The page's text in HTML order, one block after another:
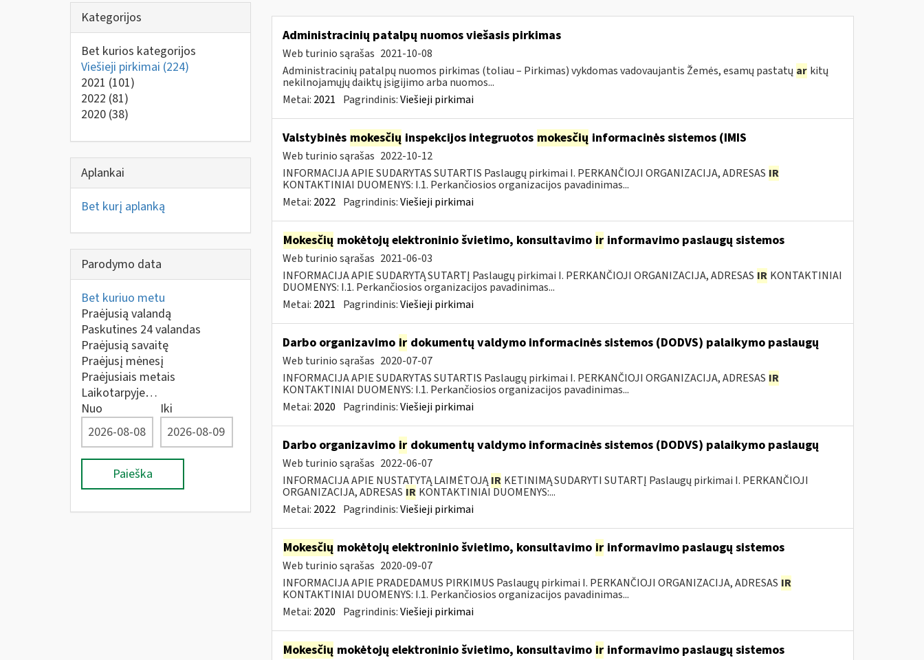
Kategorijos
Bet kurios kategorijos
Viešieji pirkimai (224)
2021 (101)
2022 (81)
2020 (38)
Aplankai
Bet kurį aplanką
Parodymo data
Bet kuriuo metu
Praėjusią valandą
Paskutines 24 valandas
Praėjusią savaitę
Praėjusį mėnesį
Praėjusiais metais
Laikotarpyje…
Nuo
Iki
Paieška
Administracinių patalpų nuomos viešasis pirkimas
Web turinio sąrašas 2021-10-08
Administracinių patalpų nuomos pirkimas (toliau – Pirkimas) vykdomas vadovaujantis Žemės, esamų pastatų ar kitų
nekilnojamųjų daiktų įsigijimo arba nuomos...
Metai: 2021 Pagrindinis:Viešieji pirkimai
Valstybinės mokesčių inspekcijos integruotos mokesčių informacinės sistemos (IMIS
Web turinio sąrašas 2022-10-12
INFORMACIJA APIE SUDARYTAS SUTARTIS Paslaugų pirkimai I. PERKANČIOJI ORGANIZACIJA, ADRESAS IR
KONTAKTINIAI DUOMENYS: I.1. Perkančiosios organizacijos pavadinimas...
Metai: 2022 Pagrindinis:Viešieji pirkimai
Mokesčių mokėtojų elektroninio švietimo, konsultavimo irinformavimo paslaugų sistemos
Web turinio sąrašas 2021-06-03
INFORMACIJA APIE SUDARYTĄ SUTARTĮ Paslaugų pirkimai I. PERKANČIOJI ORGANIZACIJA, ADRESAS IR KONTAKTINIAI
DUOMENYS: I.1. Perkančiosios organizacijos pavadinimas...
Metai: 2021 Pagrindinis:Viešieji pirkimai
Darbo organizavimo irdokumentų valdymo informacinės sistemos (DODVS) palaikymo paslaugų
Web turinio sąrašas 2020-07-07
INFORMACIJA APIE SUDARYTAS SUTARTIS Paslaugų pirkimai I. PERKANČIOJI ORGANIZACIJA, ADRESAS IR
KONTAKTINIAI DUOMENYS: I.1. Perkančiosios organizacijos pavadinimas...
Metai: 2020 Pagrindinis:Viešieji pirkimai
Darbo organizavimo irdokumentų valdymo informacinės sistemos (DODVS) palaikymo paslaugų
Web turinio sąrašas 2022-06-07
INFORMACIJA APIE NUSTATYTĄ LAIMĖTOJĄIR KETINIMĄ SUDARYTI SUTARTĮ Paslaugų pirkimai I. PERKANČIOJI
ORGANIZACIJA, ADRESAS IR KONTAKTINIAI DUOMENYS:...
Metai: 2022 Pagrindinis:Viešieji pirkimai
Mokesčių mokėtojų elektroninio švietimo, konsultavimo irinformavimo paslaugų sistemos
Web turinio sąrašas 2020-09-07
INFORMACIJA APIE PRADEDAMUS PIRKIMUS Paslaugų pirkimai I. PERKANČIOJI ORGANIZACIJA, ADRESAS IR
KONTAKTINIAI DUOMENYS: I.1. Perkančiosios organizacijos pavadinimas...
Metai: 2020 Pagrindinis:Viešieji pirkimai
Mokesčių mokėtojų elektroninio švietimo, konsultavimo irinformavimo paslaugų sistemos